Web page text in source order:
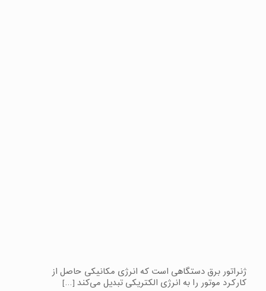
ژنراتور برق دستگاهی است که انرژی مکانیکی حاصل از
کارکرد موتور را به انرژی الکتریکی تبدیل می‌کند […]